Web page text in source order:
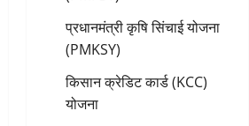
प्रधानमंत्री कृषि सिंचाई योजना
(PMKSY)
किसान क्रेडिट कार्ड (KCC)
योजना